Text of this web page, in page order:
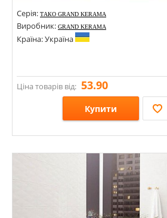
Серія: ТАКО GRAND KERAMA
Виробник: GRAND KERAMA
Країна: Україна
Ціна товарів від: 53.90
Купити
Стилі: Моноколор; Геометрія, орнамент;